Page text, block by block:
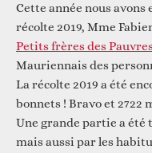
Cette année nous avons
récolte 2019, Mme
Petits frères des
Mauriennais des
La récolte 2019 a été
bonnets ! Bravo et 2722
Une grande partie a été
mais aussi par les